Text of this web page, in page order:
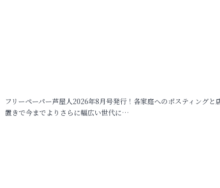
フリーペーパー芦屋人2026年8月号発行！各家庭へのポスティングと
置きで今までよりさらに幅広い世代に…